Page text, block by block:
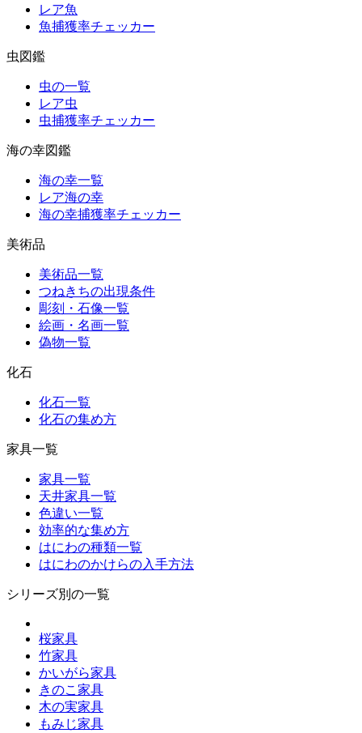
レア魚
魚捕獲率チェッカー
虫図鑑
虫の一覧
レア虫
虫捕獲率チェッカー
海の幸図鑑
海の幸一覧
レア海の幸
海の幸捕獲率チェッカー
美術品
美術品一覧
つねきちの出現条件
彫刻・石像一覧
絵画・名画一覧
偽物一覧
化石
化石一覧
化石の集め方
家具一覧
家具一覧
天井家具一覧
色違い一覧
効率的な集め方
はにわの種類一覧
はにわのかけらの入手方法
シリーズ別の一覧
桜家具
竹家具
かいがら家具
きのこ家具
木の実家具
もみじ家具